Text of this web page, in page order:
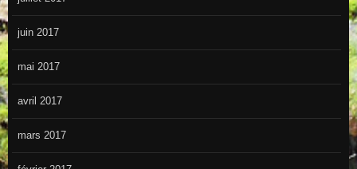
juin 2017
mai 2017
avril 2017
mars 2017